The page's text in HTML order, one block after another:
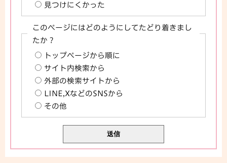
見つけにくかった
このページにはどのようにしてたどり着きまし
たか？
トップページから順に
サイト内検索から
外部の検索サイトから
LINE,XなどのSNSから
その他